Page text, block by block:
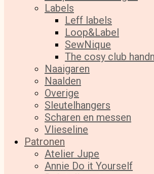
Labels
Leff labels
Loop&Label
SewNique
The cosy club
Naaigaren
Naalden
Overige
Sleutelhangers
Scharen en messen
Vlieseline
Patronen
Atelier Jupe
Annie Do it Yourself